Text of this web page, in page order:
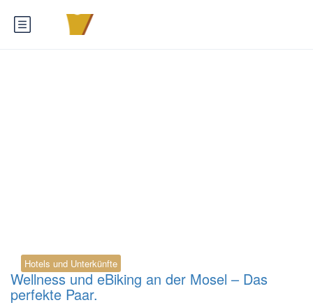
Hotels und Unterkünfte
Wellness und eBiking an der Mosel – Das
perfekte Paar.